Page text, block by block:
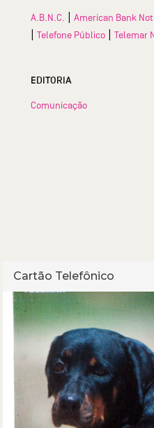
A.B.N.C. |American Bank
|Telefone Público |Telemar
EDITORIA
Comunicação
Cartão Telefônico